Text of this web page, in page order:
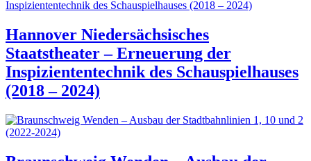
Hannover Niedersächsisches
Staatstheater – Erneuerung der
Inspiziententechnik des Schauspielhauses
(2018 – 2024)